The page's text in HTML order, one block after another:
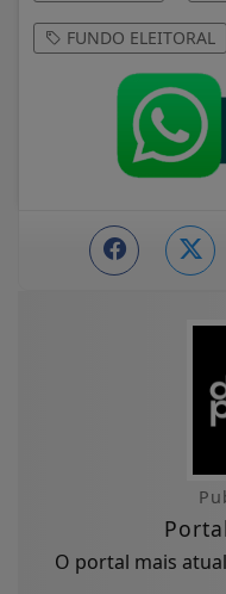
FUNDO ELEITORAL
O portal mais